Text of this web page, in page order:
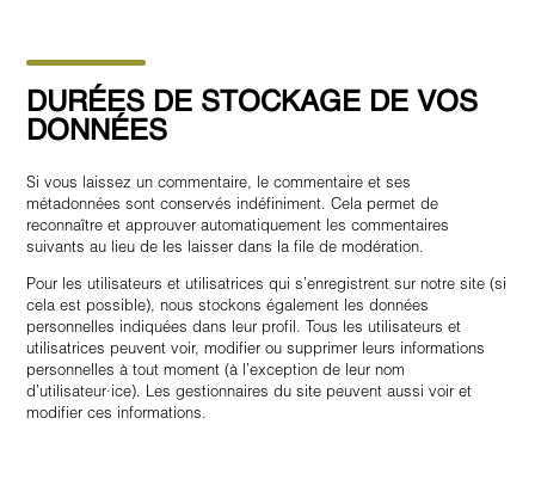
DURÉES DE STOCKAGE DE VOS
DONNÉES
Si vous laissez un commentaire, le commentaire et ses
métadonnées sont conservés indéfiniment. Cela permet de
reconnaître et approuver automatiquement les commentaires
suivants au lieu de les laisser dans la file de modération.
Pour les utilisateurs et utilisatrices qui s’enregistrent sur notre site (si
cela est possible), nous stockons également les données
personnelles indiquées dans leur profil. Tous les utilisateurs et
utilisatrices peuvent voir, modifier ou supprimer leurs informations
personnelles à tout moment (à l’exception de leur nom
d’utilisateur·ice). Les gestionnaires du site peuvent aussi voir et
modifier ces informations.